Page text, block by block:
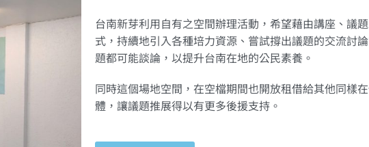
台南新芽利用自有之空間辦理活動，希望藉由講座、議
式，持續地引入各種培力資源、嘗試撐出議題的交流討
題都可能談論，以提升台南在地的公民素養。
同時這個場地空間，在空檔期間也開放租借給其他同樣
體，讓議題推展得以有更多後援支持。